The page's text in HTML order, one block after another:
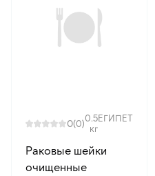
0(0)0.5
кг
ЕГИПЕТ
Раковые шейки
очищенные